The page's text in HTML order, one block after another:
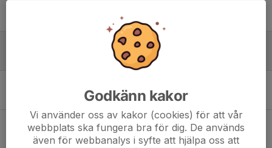
Inför jullovet & Hallbybollen
0
11 nov 2025 0
Försäljning Delikatesskungen
23 okt 2025
Godkänn kakor
Vi använder oss av kakor (cookies) för att vår
webbplats ska fungera bra för dig. De används
även för webbanalys i syfte att hjälpa oss att